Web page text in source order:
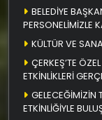
BELEDİYE
PERSONELİMİZLE
KÜLTÜR VE
ÇERKEŞ’TE
ETKİNLİKLERİ
GELECEĞİMİZİN
ETKİNLİĞİYLE